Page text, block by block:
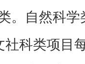
。自然科
社科类项目